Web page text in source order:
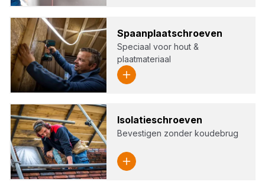
Spaan­plaat­schroe­ven
Speciaal voor hout &
plaatmateriaal
Iso­la­tie­schroe­ven
Bevestigen zonder koudebrug